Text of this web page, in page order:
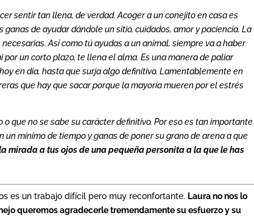
sentir tan llena, de verdad. Acoger a un conejito en casa es
de ayudar dándole un sitio, cuidados, amor y paciencia. La
Así como tú ayudas a un animal, siempre va a haber
un corto plazo, te llena el alma. Es una manera de paliar
en día, hasta que surja algo definitivo. Lamentablemente en
que hay que sacar porque la mayoría mueren por el estrés
que no se sabe su carácter definitivo. Por eso es tan importante
mínimo de tiempo y ganas de poner su grano de arena a que
mirada a tus ojos de una pequeña personita a la que le has
es un trabajo difícil pero muy reconfortante. Laura no nos lo
queremos agradecerle tremendamente su esfuerzo y su